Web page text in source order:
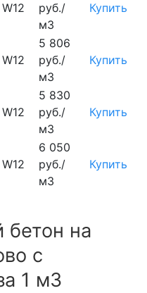
руб./
м3
Купить
5 806
руб./
м3
Купить
5 830
руб./
м3
Купить
6 050
руб./
м3
Купить
бетон на
с
1 м3